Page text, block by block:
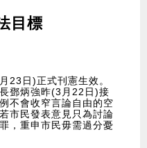
目標
23日)正式刊憲生效。
鄧炳強昨(3月22日)接
不會收窄言論自由的空
市民發表意見只為討論
，重申市民毋需過分憂